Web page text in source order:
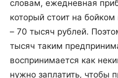
словам, ежедневная
который стоит на
– 70 тысяч рублей.
тысяч таким
воспринимается как
нужно заплатить, чтобы